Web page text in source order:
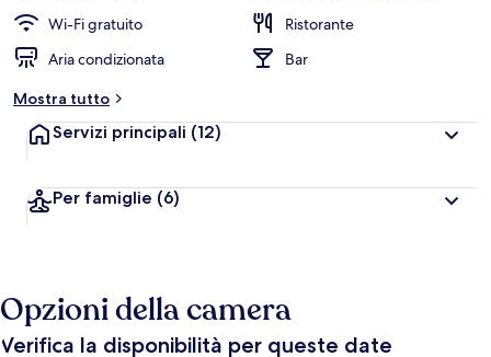
Wi-Fi gratuito
Ristorante
Aria condizionata
Bar
Mostra tutto
Servizi principali (12)
Per famiglie (6)
Opzioni della camera
Verifica la disponibilità per queste date